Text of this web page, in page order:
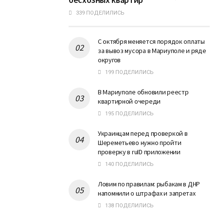
339 ПОДЕЛИЛИСЬ
С октября меняется порядок оплаты
за вывоз мусора в Мариуполе и ряде
округов
199 ПОДЕЛИЛИСЬ
В Мариуполе обновили реестр
квартирной очереди
195 ПОДЕЛИЛИСЬ
Украинцам перед проверкой в
Шереметьево нужно пройти
проверку в ruID приложении
140 ПОДЕЛИЛИСЬ
Ловим по правилам: рыбакам в ДНР
напомнили о штрафах и запретах
138 ПОДЕЛИЛИСЬ